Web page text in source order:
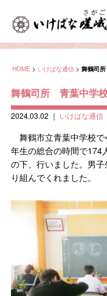
HOME > いけばな通信 > 舞鶴司
舞鶴司所 青葉中学
2024.03.02 ｜ いけばな通信
舞鶴市立青葉中学校で
年生の総合の時間で174
の下、行いました。男
り組んでくれました。